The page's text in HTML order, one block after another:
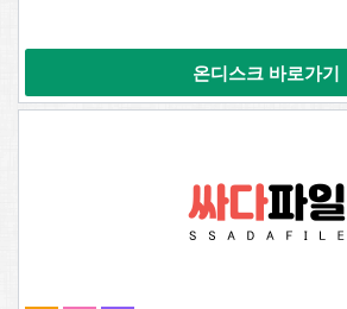
온디스크 바로가기